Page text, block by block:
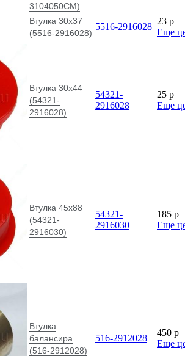
3104050СМ)
Втулка 30х37
(5516-2916028)
5516-2916028
23 p
Еще
Втулка 30х44
(54321-
2916028)
54321-
2916028
25 p
Еще
Втулка 45х88
(54321-
2916030)
54321-
2916030
185 p
Еще
Втулка
балансира
(516-2912028)
516-2912028
450 p
Еще